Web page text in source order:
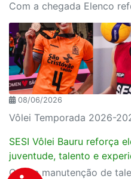
08/06/2026
Vôlei Temporada 2026-
SESI Vôlei Bauru reforça
juventude, talento e